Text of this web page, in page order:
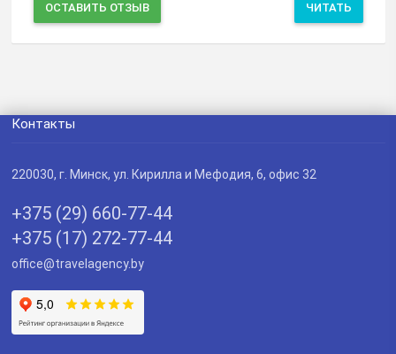
ОСТАВИТЬ ОТЗЫВ ЧИТАТЬ
Контакты
220030, г. Минск, ул. Кирилла и Мефодия, 6, офис 32
+375 (29) 660-77-44
+375 (17) 272-77-44
office@travelagency.by